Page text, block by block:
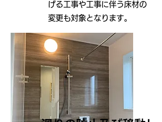
げる工事や工事に伴う床材の
変更も対象となります。